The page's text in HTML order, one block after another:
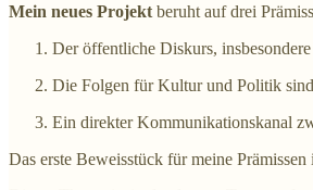
Mein neues Projekt beruht auf drei
Der öffentliche Diskurs,
Die Folgen für Kultur und Politik
Ein direkter Kommunikationskanal
Das erste Beweisstück für meine